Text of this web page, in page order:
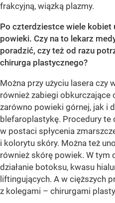
frakcyjną, wiązką plazmy.
Po czterdziestce wiele kobiet
powieki. Czy na to lekarz
poradzić, czy też od razu
chirurga plastycznego?
Można przy użyciu lasera czy
również zabiegi obkurczające
zarówno powieki górnej, jak i
blefaroplastykę. Procedury
w postaci spłycenia
i kolorytu skóry. Można też
również skórę powiek. W tym
działanie botoksu, kwasu
liftingujących. A w cięższych
z kolegami – chirurgami